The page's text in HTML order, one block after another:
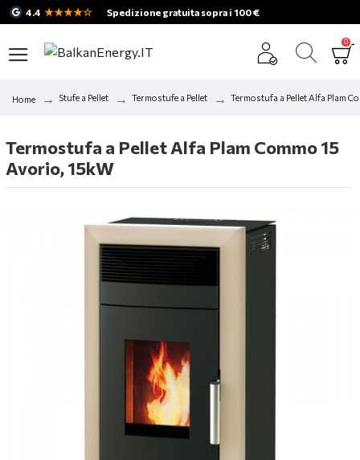
4.4 ★★★★☆ Spedizione gratuita sopra i 100 €
0
Home Stufe a Pellet Termostufe a Pellet Termostufa a Pellet Alfa Plam
Termostufa a Pellet Alfa Plam Commo 15
Avorio, 15kW